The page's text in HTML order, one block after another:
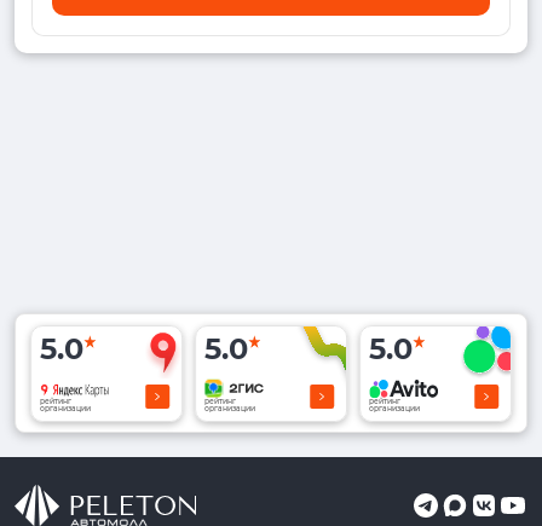
5.0
рейтинг
организации
5.0
рейтинг
организации
5.0
рейтинг
организации